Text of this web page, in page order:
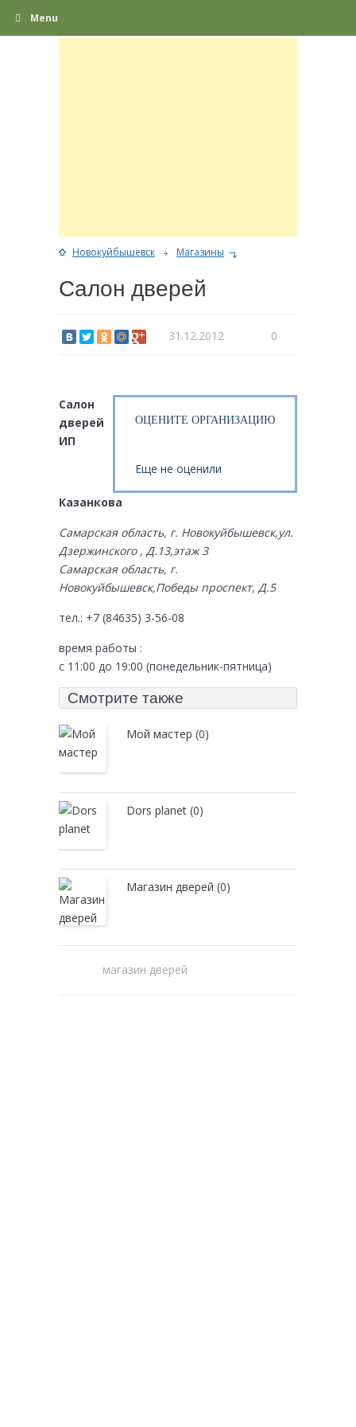
Menu
Новокуйбышевск Магазины
Салон дверей
31.12.2012 0
ОЦЕНИТЕ ОРГАНИЗАЦИЮ
Еще не оценили
Салон
дверей
ИП
Казанкова
Самарская область, г. Новокуйбышевск,ул.
Дзержинского , Д.13,этаж 3
Самарская область, г.
Новокуйбышевск,Победы проспект, Д.5
тел.: +7 (84635) 3-56-08
время работы :
с 11:00 до 19:00 (понедельник-пятница)
Смотрите также
Мой мастер (0)
Dors planet (0)
Магазин дверей (0)
магазин дверей